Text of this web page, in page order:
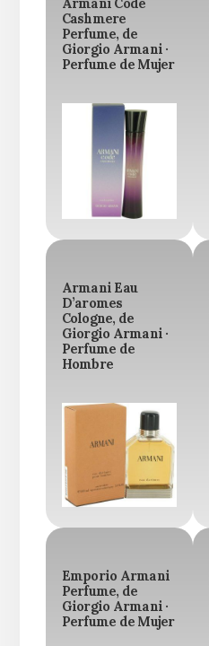
Armani Code
Cashmere
Perfume, de
Giorgio Armani ·
Perfume de Mujer
Armani Eau
D’aromes
Cologne, de
Giorgio Armani ·
Perfume de
Hombre
Emporio Armani
Perfume, de
Giorgio Armani ·
Perfume de Mujer